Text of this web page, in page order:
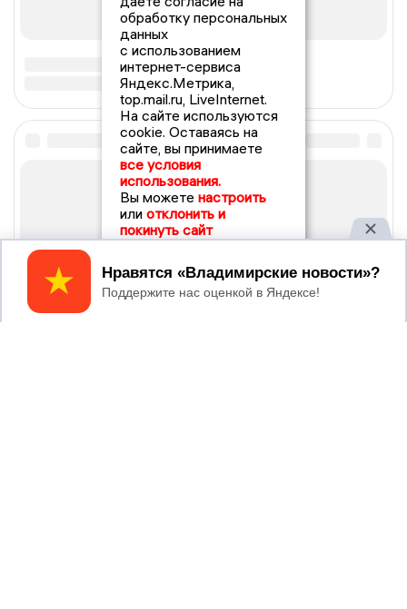
обработку персональных
данных
с использованием
интернет-сервиса
Яндекс.Метрика,
top.mail.ru, LiveInternet.
На сайте используются
cookie. Оставаясь на
сайте, вы принимаете
все условия
использования.
Вы можете настроить
или отклонить и
покинуть сайт
Принять